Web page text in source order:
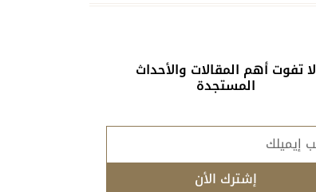
لا تفوت أهم المقالات والأحداث
المستجدة
إشترك الأن